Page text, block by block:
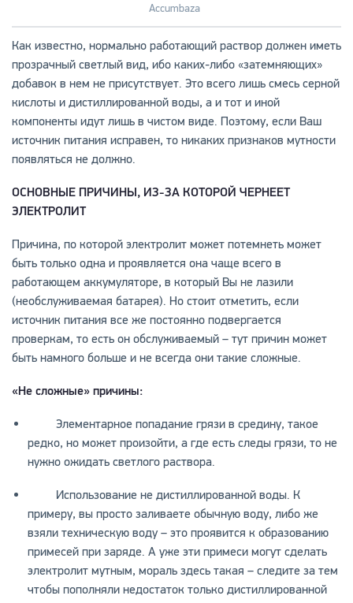
Accumbaza
Как известно, нормально работающий раствор должен иметь
прозрачный светлый вид, ибо каких-либо «затемняющих»
добавок в нем не присутствует. Это всего лишь смесь серной
кислоты и дистиллированной воды, а и тот и иной
компоненты идут лишь в чистом виде. Поэтому, если Ваш
источник питания исправен, то никаких признаков мутности
появляться не должно.
ОСНОВНЫЕ ПРИЧИНЫ, ИЗ-ЗА КОТОРОЙ ЧЕРНЕЕТ
ЭЛЕКТРОЛИТ
Причина, по которой электролит может потемнеть может
быть только одна и проявляется она чаще всего в
работающем аккумуляторе, в который Вы не лазили
(необслуживаемая батарея). Но стоит отметить, если
источник питания все же постоянно подвергается
проверкам, то есть он обслуживаемый – тут причин может
быть намного больше и не всегда они такие сложные.
«Не сложные» причины:
Элементарное попадание грязи в средину, такое
редко, но может произойти, а где есть следы грязи, то не
нужно ожидать светлого раствора.
Использование не дистиллированной воды. К
примеру, вы просто заливаете обычную воду, либо же
взяли техническую воду – это проявится к образованию
примесей при заряде. А уже эти примеси могут сделать
электролит мутным, мораль здесь такая – следите за тем
чтобы пополняли недостаток только дистиллированной